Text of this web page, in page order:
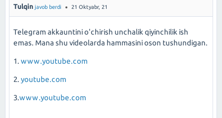
Tulqin javob berdi 21 Oktyabr, 21
Telegram akkauntini o'chirish unchalik qiyinchilik ish
emas. Mana shu videolarda hammasini oson tushundigan.
1. www.youtube.com
2. youtube.com
3.www.youtube.com